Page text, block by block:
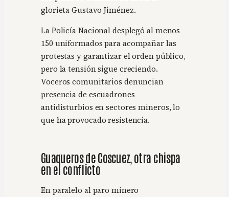
glorieta Gustavo Jiménez.
La Policía Nacional desplegó al menos
150 uniformados para acompañar las
protestas y garantizar el orden público,
pero la tensión sigue creciendo.
Voceros comunitarios denuncian
presencia de escuadrones
antidisturbios en sectores mineros, lo
que ha provocado resistencia.
Guaqueros de Coscuez, otra chispa
en el conflicto
En paralelo al paro minero